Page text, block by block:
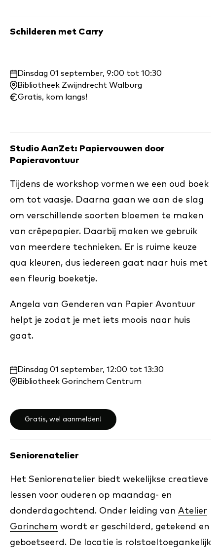
Schilderen met Carry
Waar
en
wanneer:
Dinsdag 01 september, 9:00 tot 10:30
Bibliotheek Zwijndrecht Walburg
Gratis, kom langs!
Studio AanZet: Papiervouwen door
Papieravontuur
Tijdens de workshop vormen we een oud boek
om tot vaasje. Daarna gaan we aan de slag
om verschillende soorten bloemen te maken
van crêpepapier. Daarbij maken we gebruik
van meerdere technieken. Er is ruime keuze
qua kleuren, dus iedereen gaat naar huis met
een fleurig boeketje.
Angela van Genderen van Papier Avontuur
helpt je zodat je met iets moois naar huis
gaat.
Waar
en
Dinsdag 01 september, 12:00 tot 13:30
Bibliotheek Gorinchem Centrum
Gratis, wel aanmelden!
Seniorenatelier
Het Seniorenatelier biedt wekelijkse creatieve
lessen voor ouderen op maandag- en
donderdagochtend. Onder leiding van Atelier
Gorinchem wordt er geschilderd, getekend en
geboetseerd. De locatie is rolstoeltoegankelijk